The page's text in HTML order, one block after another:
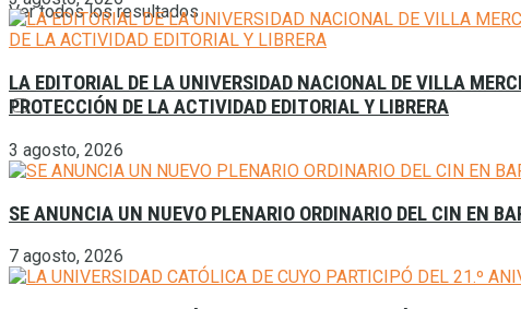
Ver todos los resultados
LA EDITORIAL DE LA UNIVERSIDAD NACIONAL DE VILLA
PROTECCIÓN DE LA ACTIVIDAD EDITORIAL Y LIBRERA
3 agosto, 2026
SE ANUNCIA UN NUEVO PLENARIO ORDINARIO DEL CIN EN
7 agosto, 2026